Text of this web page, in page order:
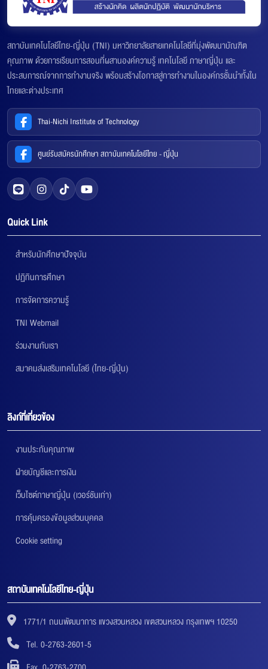
สถาบันเทคโนโลยีไทย-ญี่ปุ่น (TNI) มหาวิทยาลัยสายเทคโนโลยีที่มุ่งพัฒนาบัณฑิต
คุณภาพ ด้วยการเรียนการสอนที่ผสานองค์ความรู้ เทคโนโลยี ภาษาญี่ปุ่น และ
ประสบการณ์จากการทำงานจริง พร้อมสร้างโอกาสสู่การทำงานในองค์กรชั้นนำทั้งใน
ไทยและต่างประเทศ
Thai-Nichi Institute of Technology
ศูนย์รับสมัครนักศึกษา สถาบันเทคโนโลยีไทย - ญี่ปุ่น
Quick Link
สำหรับนักศึกษาปัจจุบัน
ปฏิทินการศึกษา
การจัดการความรู้
TNI Webmail
ร่วมงานกับเรา
สมาคมส่งเสริมเทคโนโลยี (ไทย-ญี่ปุ่น)
ลิงก์ที่เกี่ยวข้อง
งานประกันคุณภาพ
ฝ่ายบัญชีและการเงิน
เว็บไซต์ภาษาญี่ปุ่น (เวอร์ชันเก่า)
การคุ้มครองข้อมูลส่วนบุคคล
Cookie setting
สถาบันเทคโนโลยีไทย-ญี่ปุ่น
1771/1 ถนนพัฒนาการ แขวงสวนหลวง เขตสวนหลวง กรุงเทพฯ 10250
Tel. 0-2763-2601-5